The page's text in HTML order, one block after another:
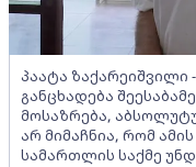
პაატა ზაქარეიშვილი
განცხადება
მოსაზრება,
არ მიმაჩნია, რომ
სამართლის საქმე